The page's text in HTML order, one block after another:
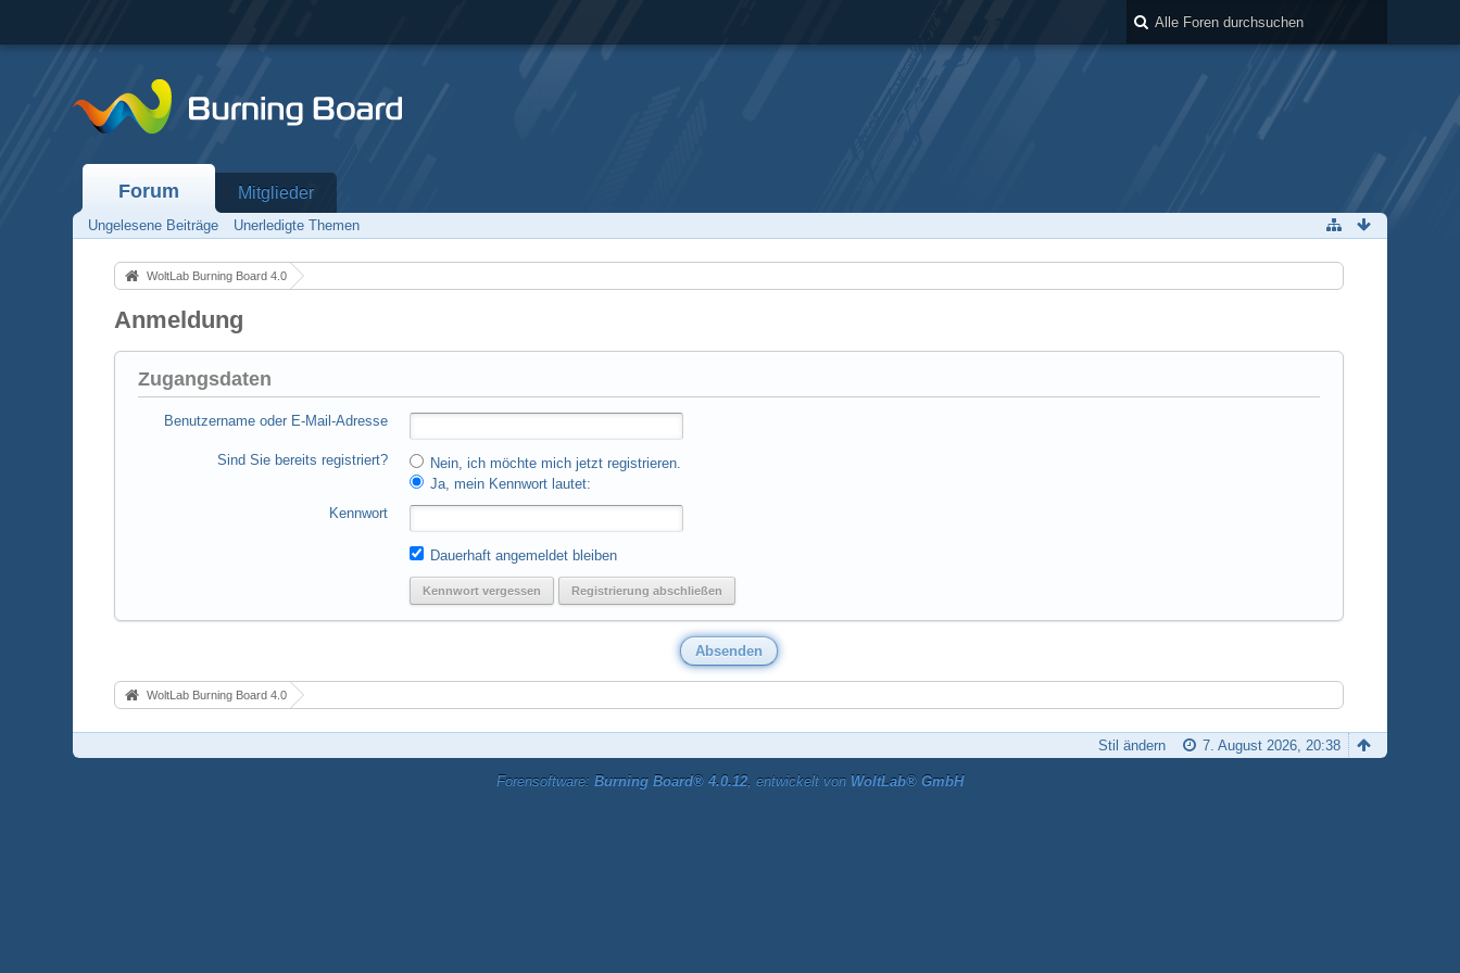
Forum Mitglieder
Ungelesene Beiträge Unerledigte Themen
WoltLab Burning Board 4.0
Anmeldung
Zugangsdaten
Benutzername oder E-Mail-Adresse
Sind Sie bereits registriert?
Nein, ich möchte mich jetzt registrieren.
Ja, mein Kennwort lautet:
Kennwort
Dauerhaft angemeldet bleiben
Kennwort vergessen Registrierung abschließen
WoltLab Burning Board 4.0
7. August 2026, 20:38
Stil ändern
Forensoftware: Burning Board® 4.0.12, entwickelt von WoltLab® GmbH